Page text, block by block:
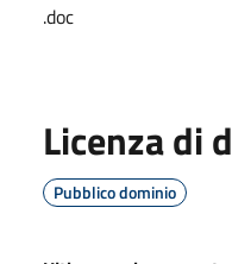
.doc
Licenza di
Pubblico dominio